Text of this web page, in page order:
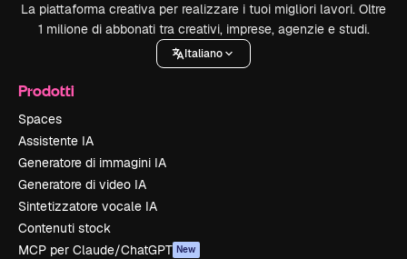
La piattaforma creativa per realizzare i tuoi migliori lavori. Oltre
1 milione di abbonati tra creativi, imprese, agenzie e studi.
Italiano
Prodotti
Spaces
Assistente IA
Generatore di immagini IA
Generatore di video IA
Sintetizzatore vocale IA
Contenuti stock
MCP per Claude/ChatGPT New